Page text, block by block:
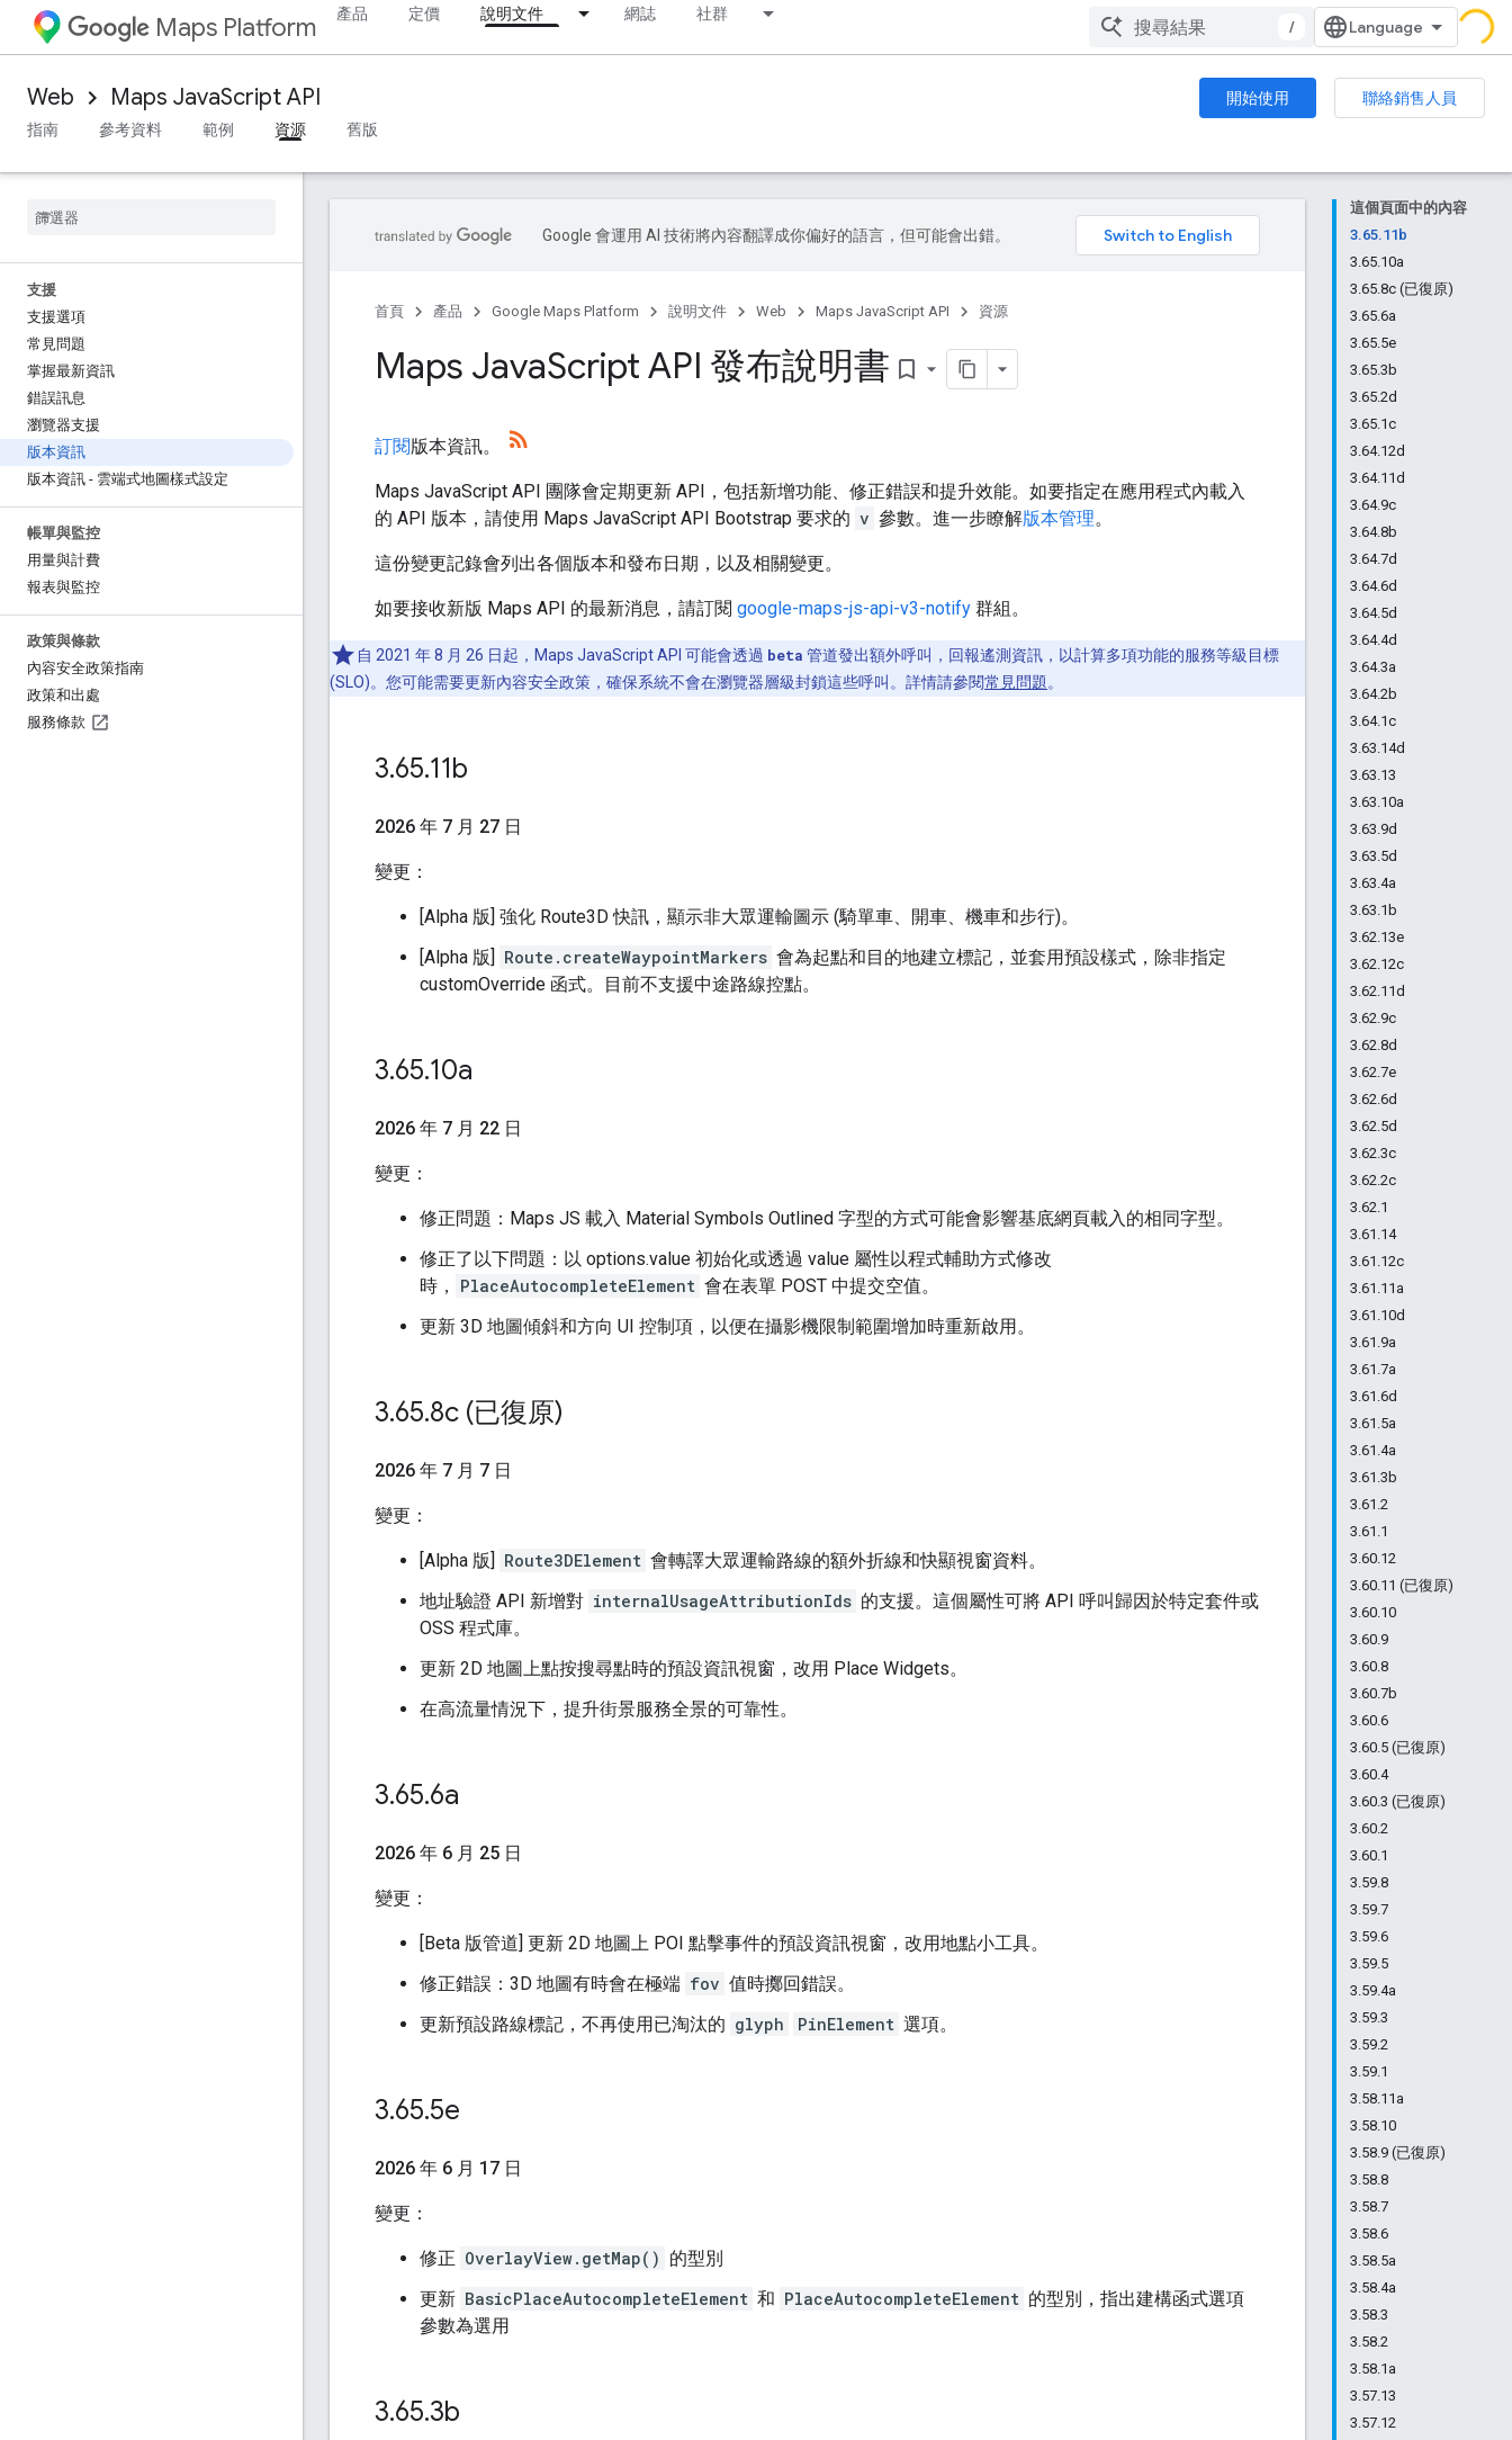
Maps Platform 產品 定價 說明文件 網誌 社群
/
Web Maps JavaScript API 開始使用
聯絡銷售人員
指南
參考資料 範例 資源 舊版
支援
支援選項
常見問題
掌握最新資訊
錯誤訊息
瀏覽器支援
版本資訊
版本資訊 - 雲端式地圖樣式設定
帳單與監控
用量與計費
報表與監控
政策與條款
內容安全政策指南
政策和出處
服務條款
這個頁面中的內容
3.65.11b
3.65.10a
3.65.8c (已復原)
3.65.6a
3.65.5e
3.65.3b
3.65.2d
3.65.1c
3.64.12d
3.64.11d
3.64.9c
3.64.8b
3.64.7d
3.64.6d
3.64.5d
3.64.4d
3.64.3a
3.64.2b
3.64.1c
3.63.14d
3.63.13
3.63.10a
3.63.9d
3.63.5d
3.63.4a
3.63.1b
3.62.13e
3.62.12c
3.62.11d
3.62.9c
3.62.8d
3.62.7e
3.62.6d
3.62.5d
3.62.3c
3.62.2c
3.62.1
3.61.14
3.61.12c
3.61.11a
3.61.10d
3.61.9a
3.61.7a
3.61.6d
3.61.5a
3.61.4a
3.61.3b
3.61.2
3.61.1
3.60.12
3.60.11 (已復原)
3.60.10
3.60.9
3.60.8
3.60.7b
3.60.6
3.60.5 (已復原)
3.60.4
3.60.3 (已復原)
3.60.2
3.60.1
3.59.8
3.59.7
3.59.6
3.59.5
3.59.4a
3.59.3
3.59.2
3.59.1
3.58.11a
3.58.10
3.58.9 (已復原)
3.58.8
3.58.7
3.58.6
3.58.5a
3.58.4a
3.58.3
3.58.2
3.58.1a
3.57.13
3.57.12
Google 會運用 AI 技術將內容翻譯成你偏好的語言，但可能會出錯。
首頁 產品 Google Maps Platform 說明文件 Web Maps JavaScript API 資源
Maps JavaScript API 發布說明書 bookmark_border
訂閱版本資訊。
Maps JavaScript API 團隊會定期更新 API，包括新增功能、修正錯誤和提升效能。如要指定在應用程式內載入
的 API 版本，請使用 Maps JavaScript API Bootstrap 要求的 v 參數。進一步瞭解版本管理。
這份變更記錄會列出各個版本和發布日期，以及相關變更。
如要接收新版 Maps API 的最新消息，請訂閱 google-maps-js-api-v3-notify 群組。
自 2021 年 8 月 26 日起，Maps JavaScript API 可能會透過 beta 管道發出額外呼叫，回報遙測資訊，以計算多項功能的服務等級目標
(SLO)。您可能需要更新內容安全政策，確保系統不會在瀏覽器層級封鎖這些呼叫。詳情請參閱常見問題 。
3.65.11b
2026 年 7 月 27 日
變更：
[Alpha 版] 強化 Route3D 快訊，顯示非大眾運輸圖示 (騎單車、開車、機車和步行)。
[Alpha 版] Route.createWaypointMarkers 會為起點和目的地建立標記，並套用預設樣式，除非指定
customOverride 函式。目前不支援中途路線控點。
3.65.10a
2026 年 7 月 22 日
變更：
修正問題：Maps JS 載入 Material Symbols Outlined 字型的方式可能會影響基底網頁載入的相同字型。
修正了以下問題：以 options.value 初始化或透過 value 屬性以程式輔助方式修改
時，
PlaceAutocompleteElement 會在表單 POST 中提交空值。
更新 3D 地圖傾斜和方向 UI 控制項，以便在攝影機限制範圍增加時重新啟用。
3.65.8c (已復原)
2026 年 7 月 7 日
變更：
[Alpha 版] Route3DElement 會轉譯大眾運輸路線的額外折線和快顯視窗資料。
地址驗證 API 新增對 internalUsageAttributionIds 的支援。這個屬性可將 API 呼叫歸因於特定套件或
OSS 程式庫。
更新 2D 地圖上點按搜尋點時的預設資訊視窗，改用 Place Widgets。
在高流量情況下，提升街景服務全景的可靠性。
3.65.6a
2026 年 6 月 25 日
變更：
[Beta 版管道] 更新 2D 地圖上 POI 點擊事件的預設資訊視窗，改用地點小工具。
修正錯誤：3D 地圖有時會在極端 fov 值時擲回錯誤。
更新預設路線標記，不再使用已淘汰的 glyph PinElement 選項。
3.65.5e
2026 年 6 月 17 日
變更：
修正 OverlayView.getMap() 的型別
更新 BasicPlaceAutocompleteElement 和 PlaceAutocompleteElement 的型別，指出建構函式選項
參數為選用
3.65.3b